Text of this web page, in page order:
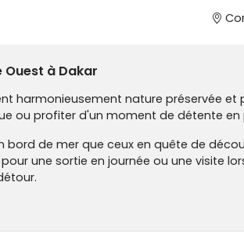
à Dakar
harmonieusement nature préservée
ou profiter d'un moment de détente en
de mer que ceux en quête de
une sortie en journée ou une visite